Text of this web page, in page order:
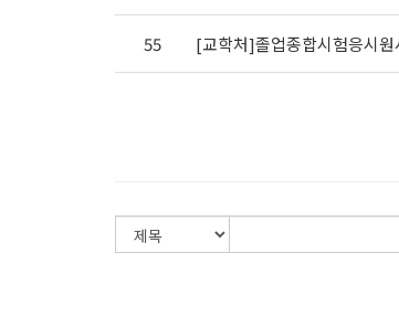
55 [교학처]졸업종합시험응시